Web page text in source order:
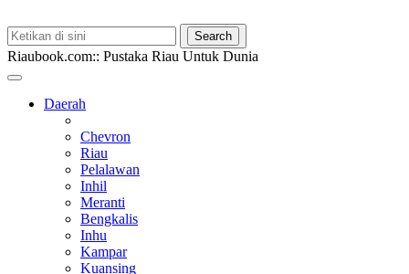
Riaubook.com:: Pustaka Riau Untuk Dunia
Daerah
Chevron
Riau
Pelalawan
Inhil
Meranti
Bengkalis
Inhu
Kampar
Kuansing